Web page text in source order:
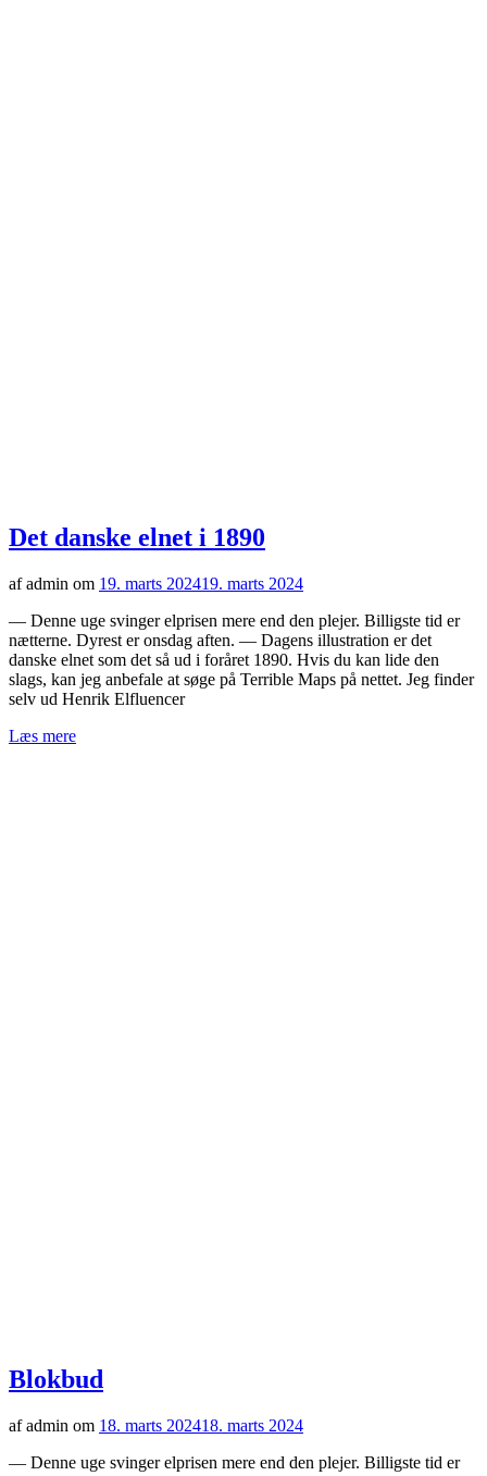
Det danske elnet i 1890
af admin om 19. marts 202419. marts 2024
— Denne uge svinger elprisen mere end den plejer. Billigste tid er
nætterne. Dyrest er onsdag aften. — Dagens illustration er det
danske elnet som det så ud i foråret 1890. Hvis du kan lide den
slags, kan jeg anbefale at søge på Terrible Maps på nettet. Jeg finder
selv ud Henrik Elfluencer
Læs mere
Blokbud
af admin om 18. marts 202418. marts 2024
— Denne uge svinger elprisen mere end den plejer. Billigste tid er